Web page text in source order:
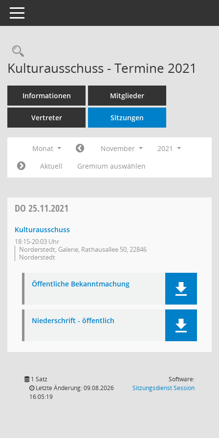
Toggle navigation
Rechercheauswahl
Kulturausschuss - Termine 2021
Informationen Mitglieder
Vertreter Sitzungen
Monat November
2021
Aktuell
Gremium auswählen
DO 25.11.2021
Kulturausschuss
18:15-20:03 Uhr
Norderstedt, Galerie, Rathausallee 50, 22846
Norderstedt
Öffentliche Bekanntmachung
Niederschrift - öffentlich
1 Satz
Letzte Änderung: 09.08.2026
16:05:19
Software:
SitzungsdienstSession(Wird in